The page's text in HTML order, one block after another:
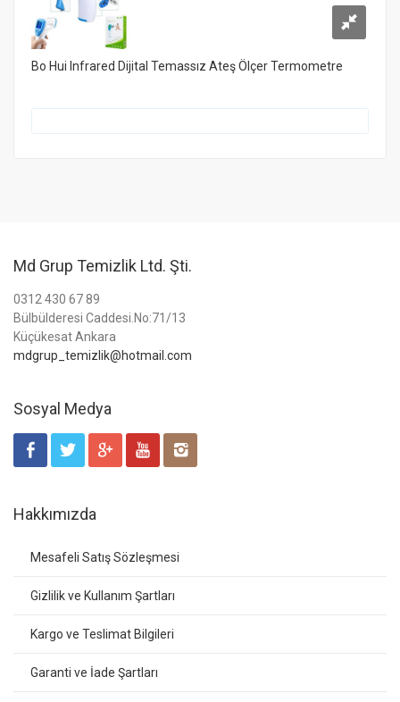
Bo Hui Infrared Dijital Temassız Ateş Ölçer Termometre
Md Grup Temizlik Ltd. Şti.
0312 430 67 89
Bülbülderesi Caddesi.No:71/13
Küçükesat Ankara
mdgrup_temizlik@hotmail.com
Sosyal Medya
Hakkımızda
Mesafeli Satış Sözleşmesi
Gizlilik ve Kullanım Şartları
Kargo ve Teslimat Bilgileri
Garanti ve İade Şartları